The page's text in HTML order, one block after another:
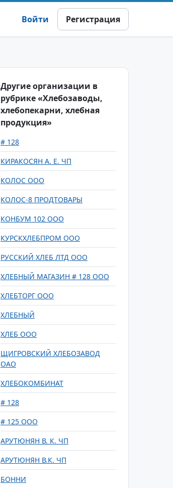
Войти Регистрация
Другие организации в
рубрике «Хлебозаводы,
хлебопекарни, хлебная
продукция»
# 128
КИРАКОСЯН А. Е. ЧП
КОЛОС ООО
КОЛОС-8 ПРОДТОВАРЫ
КОНБУМ 102 ООО
КУРСКХЛЕБПРОМ ООО
РУССКИЙ ХЛЕБ ЛТД ООО
ХЛЕБНЫЙ МАГАЗИН # 128 ООО
ХЛЕБТОРГ ООО
ХЛЕБНЫЙ
ХЛЕБ ООО
ЩИГРОВСКИЙ ХЛЕБОЗАВОД
ОАО
ХЛЕБОКОМБИНАТ
# 128
# 125 ООО
АРУТЮНЯН В. К. ЧП
АРУТЮНЯН В.К. ЧП
БОННИ